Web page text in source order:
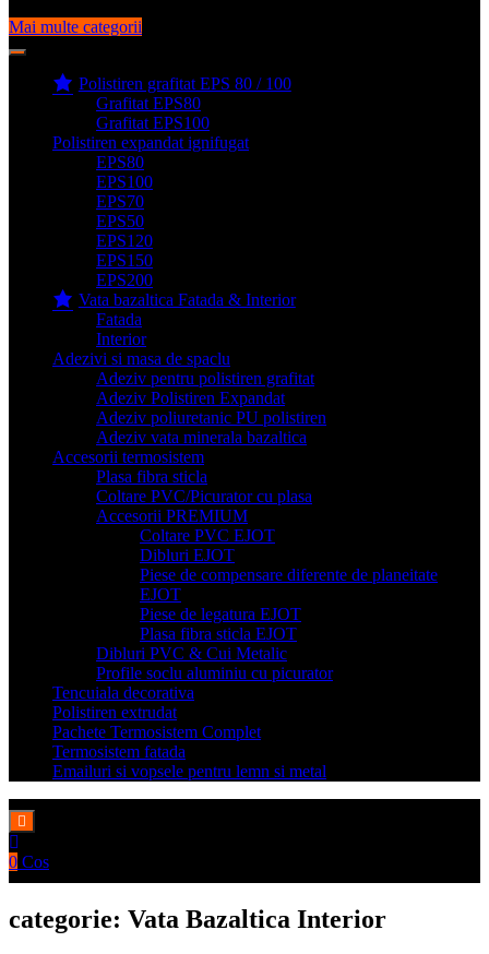
Mai multe categorii
Polistiren grafitat EPS 80 / 100
Grafitat EPS80
Grafitat EPS100
Polistiren expandat ignifugat
EPS80
EPS100
EPS70
EPS50
EPS120
EPS150
EPS200
Vata bazaltica Fatada & Interior
Fatada
Interior
Adezivi si masa de spaclu
Adeziv pentru polistiren grafitat
Adeziv Polistiren Expandat
Adeziv poliuretanic PU polistiren
Adeziv vata minerala bazaltica
Accesorii termosistem
Plasa fibra sticla
Coltare PVC/Picurator cu plasa
Accesorii PREMIUM
Coltare PVC EJOT
Dibluri EJOT
Piese de compensare diferente de planeitate
EJOT
Piese de legatura EJOT
Plasa fibra sticla EJOT
Dibluri PVC & Cui Metalic
Profile soclu aluminiu cu picurator
Tencuiala decorativa
Polistiren extrudat
Pachete Termosistem Complet
Termosistem fatada
Emailuri si vopsele pentru lemn si metal
0 Cos
categorie: Vata Bazaltica Interior